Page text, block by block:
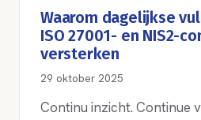
Waarom dagelijkse
ISO 27001- en NIS2-
versterken
29 oktober 2025
Continu inzicht. Continue